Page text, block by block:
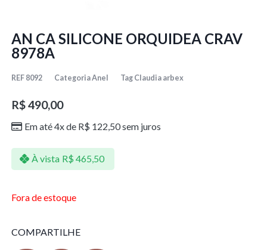
AN CA SILICONE ORQUIDEA CRAV
8978A
REF 8092 CategoriaAnel Tag Claudia arbex
R$490,00
Em até 4x de R$ 122,50sem juros
À vista R$ 465,50
Fora de estoque
COMPARTILHE